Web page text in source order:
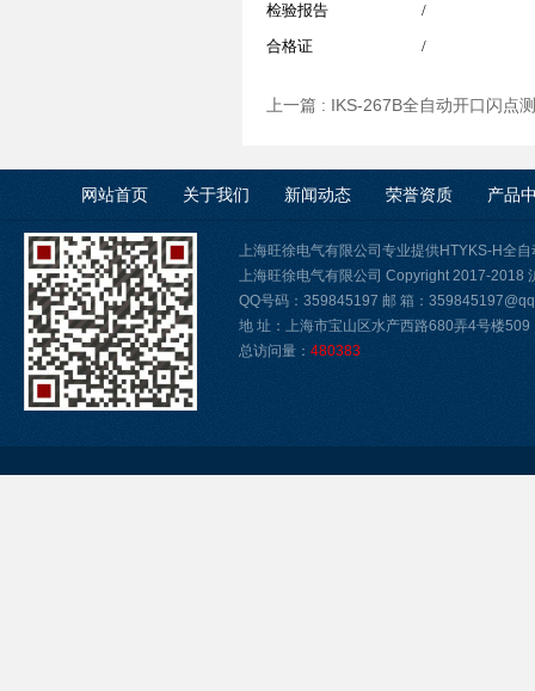
检验报告
/
合格证
/
上一篇 : IKS-267B全自动开口闪点
网站首页 关于我们 新闻动态 荣誉资质 产品
上海旺徐电气有限公司专业提供HTYKS-H全
上海旺徐电气有限公司 Copyright 2017-2018
QQ号码：359845197 邮 箱：
地 址：上海市宝山区水产西路680弄4号楼509
总访问量： 480383